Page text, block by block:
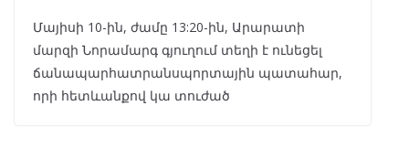
Մայիսի 10-ին, ժամը 13:20-ին, Արարատի
մարզի Նորամարգ գյուղում տեղի է ունեցել
ճանապարհատրանսպորտային պատահար,
որի հետևանքով կա տուժած